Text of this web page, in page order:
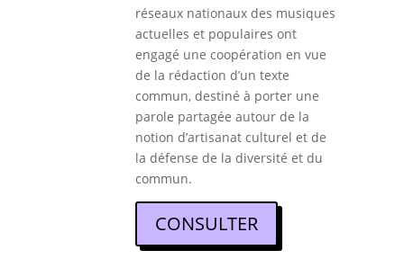
réseaux nationaux des musiques
actuelles et populaires ont
engagé une coopération en vue
de la rédaction d’un texte
commun, destiné à porter une
parole partagée autour de la
notion d’artisanat culturel et de
la défense de la diversité et du
commun.
CONSULTER